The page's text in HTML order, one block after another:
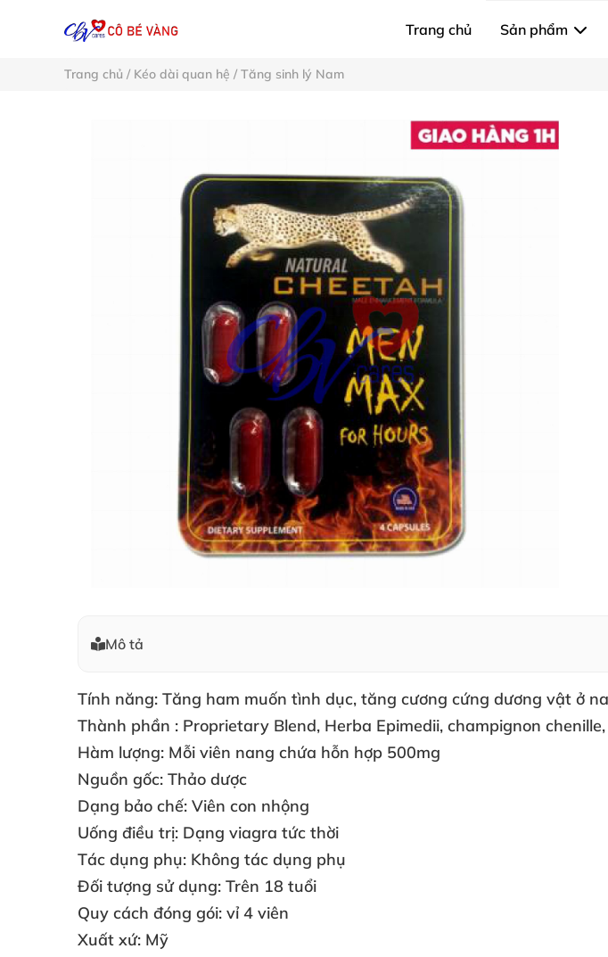
Trang chủ Sản phẩm
Trang chủ / Kéo dài quan hệ / Tăng sinh lý Nam
Mô tả
Tính năng: Tăng ham muốn tình dục, tăng cương cứng dương vật ở
Thành phần : Proprietary Blend, Herba Epimedii, champignon chenille
Hàm lượng: Mỗi viên nang chứa hỗn hợp 500mg
Nguồn gốc: Thảo dược
Dạng bảo chế: Viên con nhộng
Uống điều trị: Dạng viagra tức thời
Tác dụng phụ: Không tác dụng phụ
Đối tượng sử dụng: Trên 18 tuổi
Quy cách đóng gói: vỉ 4 viên
Xuất xứ: Mỹ